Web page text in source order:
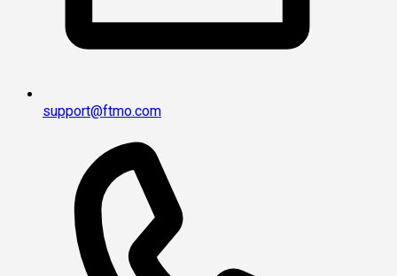
support@ftmo.com